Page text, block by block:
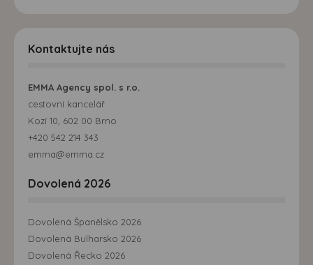
Kontaktujte nás
EMMA Agency spol. s r.o.
cestovní kancelář
Kozí 10, 602 00 Brno
+420 542 214 343
emma@emma.cz
Dovolená 2026
Dovolená Španělsko 2026
Dovolená Bulharsko 2026
Dovolená Řecko 2026